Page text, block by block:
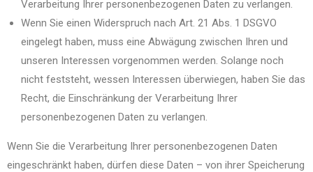
Verarbeitung Ihrer personenbezogenen Daten zu verlangen.
Wenn Sie einen Widerspruch nach Art. 21 Abs. 1 DSGVO
eingelegt haben, muss eine Abwägung zwischen Ihren und
unseren Interessen vorgenommen werden. Solange noch
nicht feststeht, wessen Interessen überwiegen, haben Sie das
Recht, die Einschränkung der Verarbeitung Ihrer
personenbezogenen Daten zu verlangen.
Wenn Sie die Verarbeitung Ihrer personenbezogenen Daten
eingeschränkt haben, dürfen diese Daten – von ihrer Speicherung